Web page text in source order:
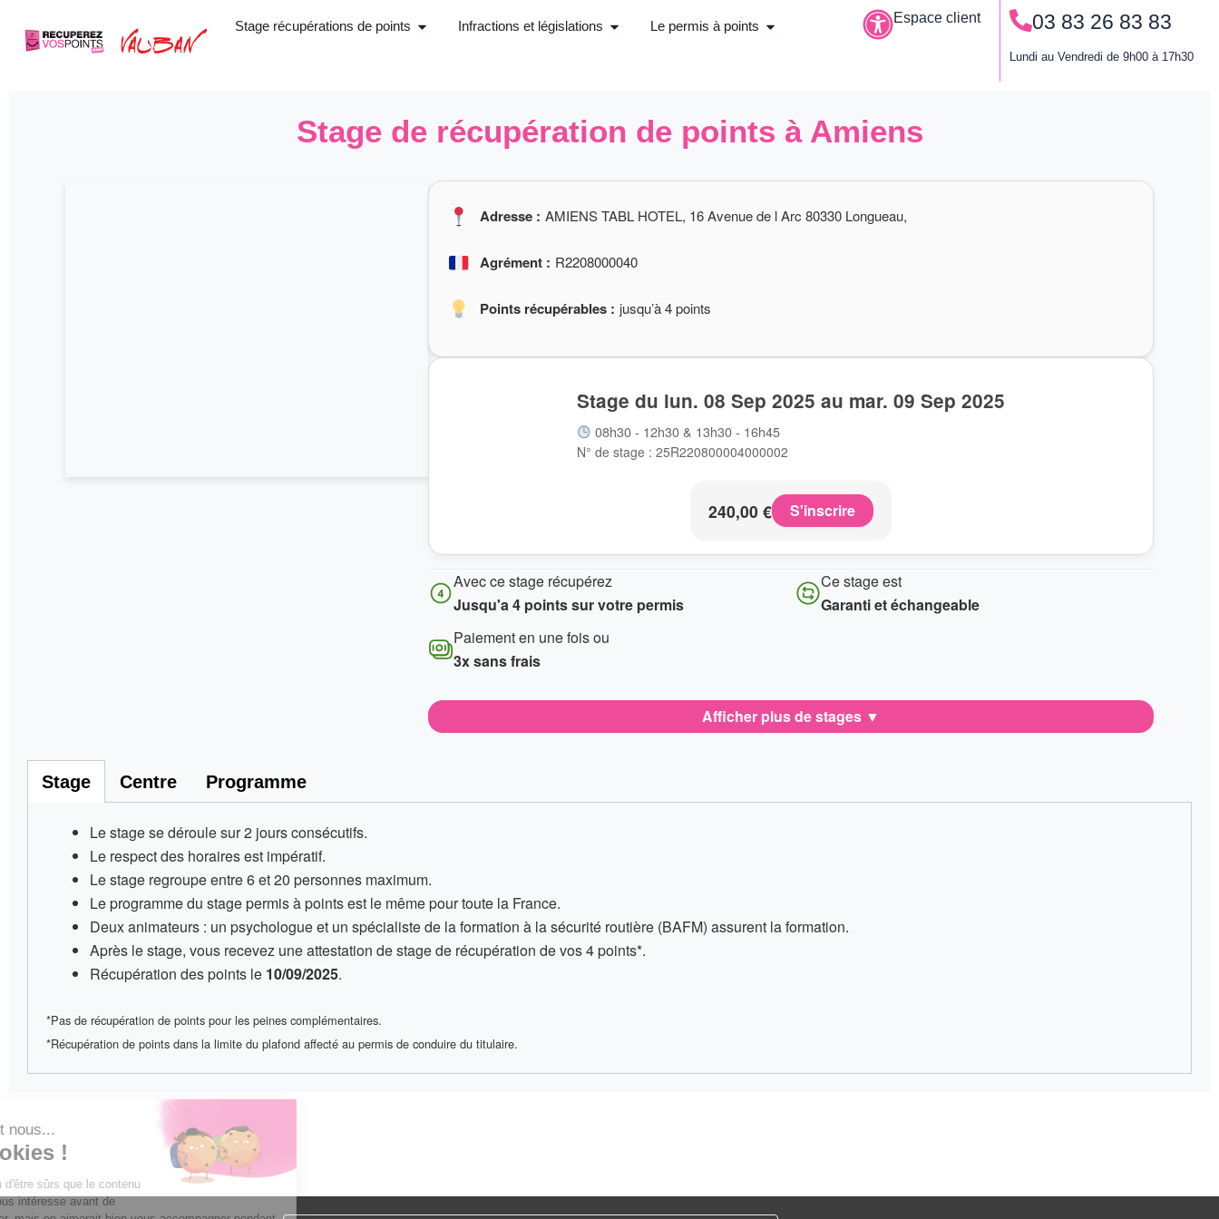
Stage récupérations de points Ouvrir Stage récupérations de points
Infractions et législations Ouvrir Infractions et législations
Le permis à points Ouvrir Le permis à pointsEspace client 03 83 26 83 83
Lundi au Vendredi de 9h00 à 17h30
Stage de récupération de points à Amiens
Adresse : AMIENS TABL HOTEL, 16 Avenue de l Arc 80330 Longueau,
Agrément : R2208000040
Points récupérables : jusqu’à 4 points
Stage du lun. 08 Sep 2025 au mar. 09 Sep 2025
08h30 - 12h30 & 13h30 - 16h45
N° de stage : 25R220800004000002
240,00 € S'inscrire
Avec ce stage récupérez
Jusqu'a 4 points sur votre permis
Ce stage est
Garanti et échangeable
Paiement en une fois ou
3x sans frais
Afficher plus de stages ▼
Stage Centre Programme
Le stage se déroule sur2 jours consécutifs.
Le respect des horaires est impératif.
Le stage regroupe entre6 et 20 personnes maximum.
Le programme du stage permis à pointsest le même pour toute la France.
Deux animateurs : un psychologue et un spécialiste de la formation à la sécurité routière (BAFM) assurent la formation.
Après le stage, vous recevez uneattestation de stagede récupération de vos 4 points*.
Récupération des points le 10/09/2025.
*Pas de récupération de points pour les peines complémentaires.
*Récupération de points dans la limite du plafond affecté au permis de conduire du titulaire.